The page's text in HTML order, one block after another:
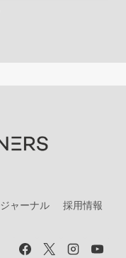
ジャーナル 採用情報